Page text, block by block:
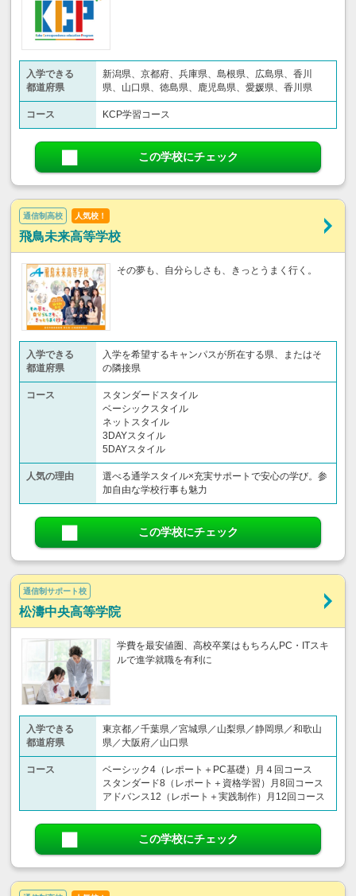
入学できる
都道府県
新潟県、京都府、兵庫県、島根県、広島県、香川
県、山口県、徳島県、鹿児島県、愛媛県、香川県
コース KCP学習コース
この学校にチェック
通信制高校 人気校！
飛鳥未来高等学校
その夢も、自分らしさも、きっとうまく行く。
入学できる
都道府県
入学を希望するキャンパスが所在する県、またはそ
の隣接県
コース
スタンダードスタイル
ベーシックスタイル
ネットスタイル
3DAYスタイル
5DAYスタイル
人気の理由
選べる通学スタイル×充実サポートで安心の学び。参
加自由な学校行事も魅力
この学校にチェック
通信制サポート校
松濤中央高等学院
学費を最安値圏、高校卒業はもちろんPC・ITスキ
ルで進学就職を有利に
入学できる
都道府県
東京都／千葉県／宮城県／山梨県／静岡県／和歌山
県／大阪府／山口県
コース
ベーシック4（レポート＋PC基礎）月４回コース
スタンダード8（レポート＋資格学習）月8回コース
アドバンス12（レポート＋実践制作）月12回コース
この学校にチェック